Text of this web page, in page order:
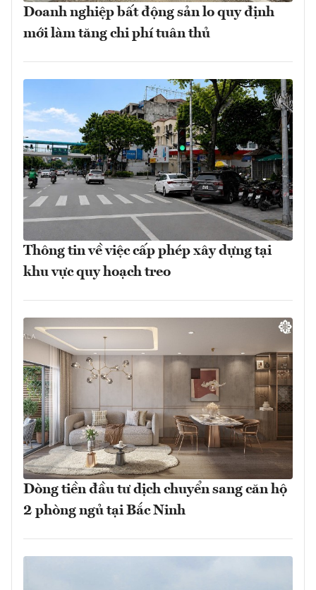
Doanh nghiệp bất động sản lo quy định
mới làm tăng chi phí tuân thủ
Thông tin về việc cấp phép xây dựng tại
khu vực quy hoạch treo
Dòng tiền đầu tư dịch chuyển sang căn hộ
2 phòng ngủ tại Bắc Ninh